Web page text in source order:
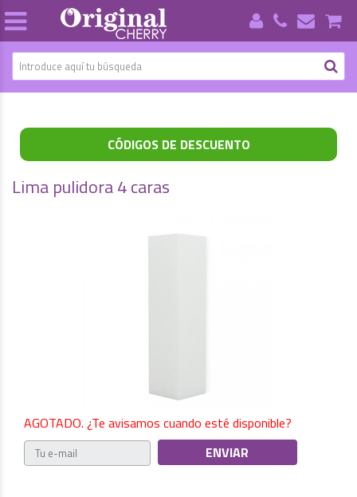
CÓDIGOS DE DESCUENTO
Lima pulidora 4 caras
AGOTADO. ¿Te avisamos cuando esté disponible?